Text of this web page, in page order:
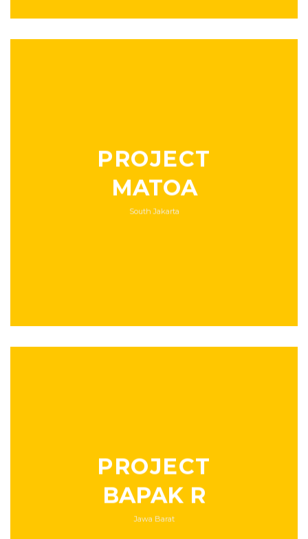
PROJECT
MATOA
South Jakarta
PROJECT
BAPAK R
Jawa Barat